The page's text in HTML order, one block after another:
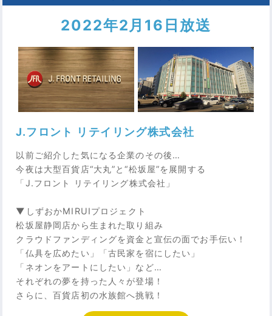
2022年2月16日放送
J.フロント リテイリング株式会社
以前ご紹介した気になる企業のその後…
今夜は大型百貨店“大丸”と“松坂屋”を展開する
「J.フロント リテイリング株式会社」
▼しずおかMIRUIプロジェクト
松坂屋静岡店から生まれた取り組み
クラウドファンディングを資金と宣伝の面でお手伝い！
「仏具を広めたい」「古民家を宿にしたい」
「ネオンをアートにしたい」など…
それぞれの夢を持った人々が登場！
さらに、百貨店初の水族館へ挑戦！